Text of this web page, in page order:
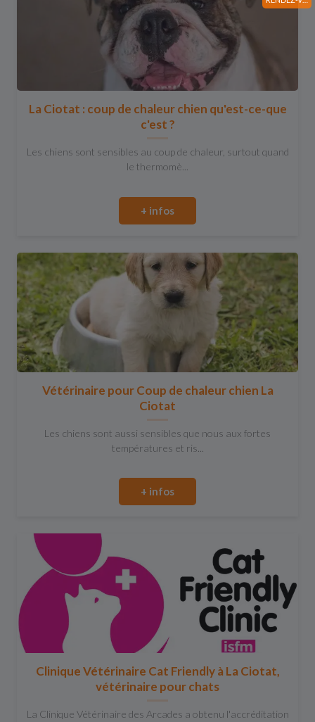
La Ciotat : coup de chaleur chien qu'est-ce-que
c'est ?
Les chiens sont sensibles au coup de chaleur, surtout quand
le thermomè...
+ infos
Vétérinaire pour Coup de chaleur chien La
Ciotat
Les chiens sont aussi sensibles que nous aux fortes
températures et ris...
+ infos
Clinique Vétérinaire Cat Friendly à La Ciotat,
vétérinaire pour chats
La Clinique Vétérinaire des Arcades a obtenu l'accréditation